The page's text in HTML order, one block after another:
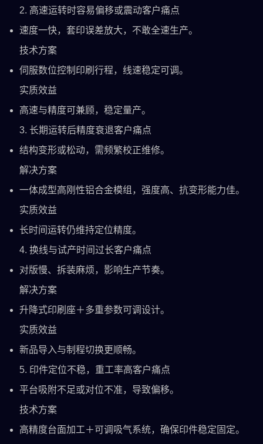
2. 高速运转时容易偏移或震动客户痛点
速度一快，套印误差放大，不敢全速生产。
技术方案
伺服数位控制印刷行程，线速稳定可调。
实质效益
高速与精度可兼顾，稳定量产。
3. 长期运转后精度衰退客户痛点
结构变形或松动，需频繁校正维修。
解决方案
一体成型高刚性铝合金模组，强度高、抗变形能力佳。
实质效益
长时间运转仍维持定位精度。
4. 换线与试产时间过长客户痛点
对版慢、拆装麻烦，影响生产节奏。
解决方案
升降式印刷座＋多重参数可调设计。
实质效益
新品导入与制程切换更顺畅。
5. 印件定位不稳，重工率高客户痛点
平台吸附不足或对位不准，导致偏移。
技术方案
高精度台面加工＋可调吸气系统，确保印件稳定固定。